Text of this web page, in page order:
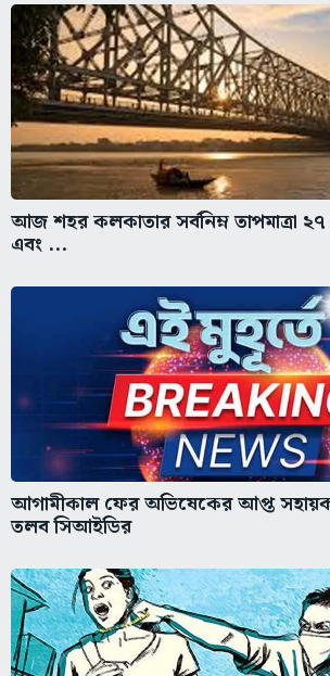
আজ শহর কলকাতার সর্বনিম্ন তাপমাত্রা ২৭
এবং ...
আগামীকাল ফের অভিষেকের আপ্ত
তলব সিআইডির